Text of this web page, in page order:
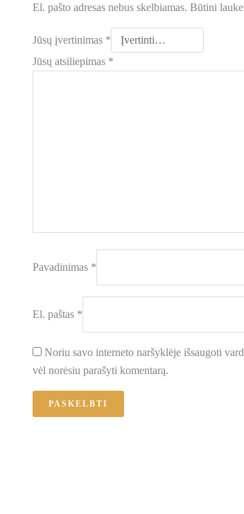
El. pašto adresas nebus skelbiamas. Būtini
Jūsų įvertinimas *
Jūsų atsiliepimas *
Pavadinimas *
El. paštas *
Noriu savo interneto naršyklėje išsaugoti
vėl norėsiu parašyti komentarą.